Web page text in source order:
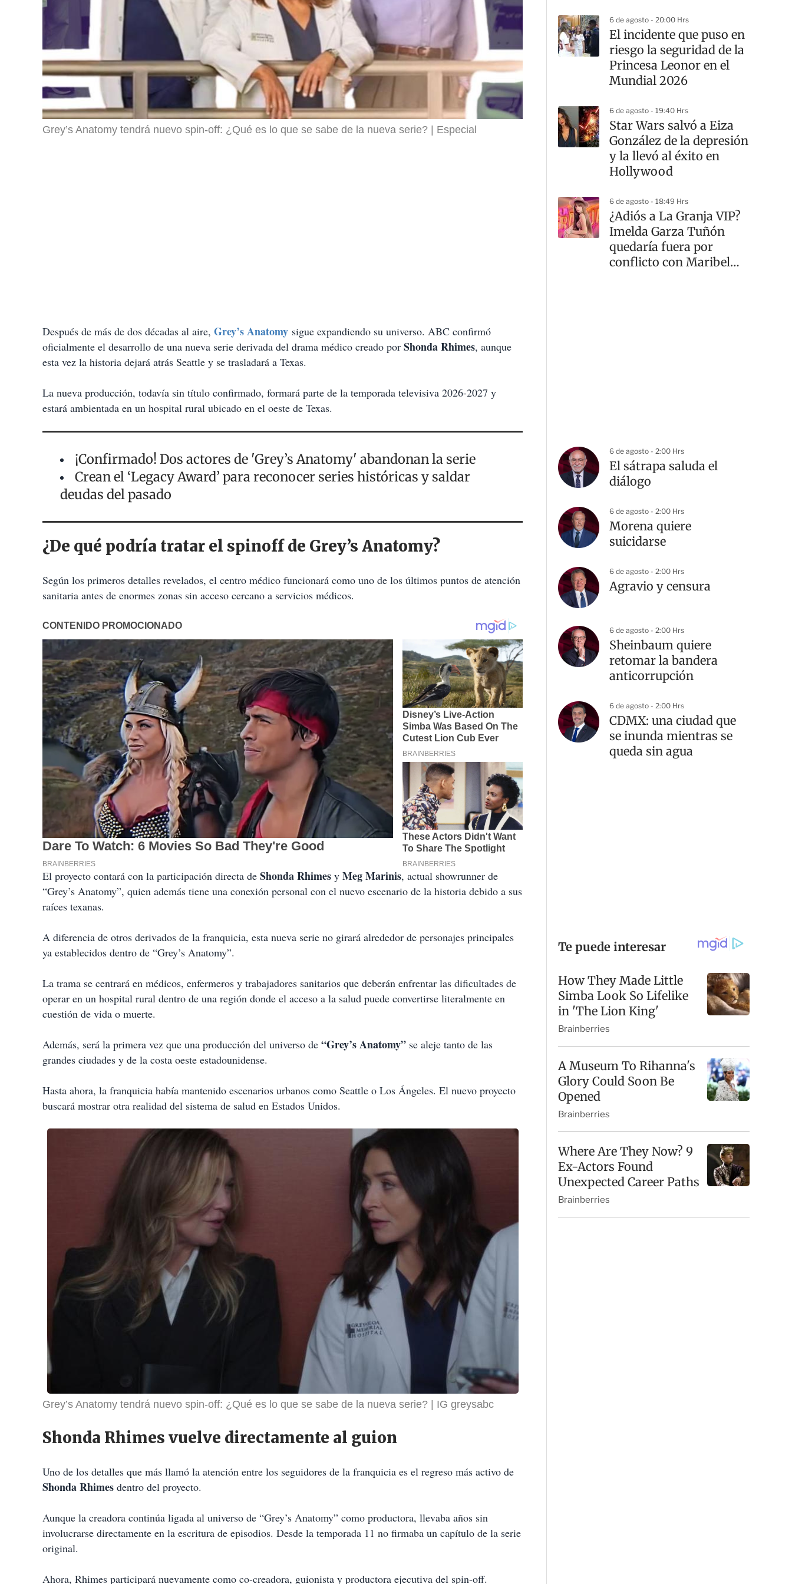
Grey’s Anatomy tendrá nuevo spin-off: ¿Qué es lo que se sabe de la nueva serie? Especial
Después de más de dos décadas al aire, Grey’s Anatomy sigue expandiendo su universo. ABC confirmó
oficialmente el desarrollo de una nueva serie derivada del drama médico creado por Shonda Rhimes, aunque
esta vez la historia dejará atrás Seattle y se trasladará a Texas.
La nueva producción, todavía sin título confirmado, formará parte de la temporada televisiva 2026-2027 y
estará ambientada en un hospital rural ubicado en el oeste de Texas.
¡Confirmado! Dos actores de 'Grey’s Anatomy' abandonan la serie
Crean el ‘Legacy Award’ para reconocer series históricas y saldar
deudas del pasado
¿De qué podría tratar el spinoff de Grey’s Anatomy?
Según los primeros detalles revelados, el centro médico funcionará como uno de los últimos puntos de atención
sanitaria antes de enormes zonas sin acceso cercano a servicios médicos.
El proyecto contará con la participación directa de Shonda Rhimes y Meg Marinis, actual showrunner de
“Grey’s Anatomy”, quien además tiene una conexión personal con el nuevo escenario de la historia debido a sus
raíces texanas.
A diferencia de otros derivados de la franquicia, esta nueva serie no girará alrededor de personajes principales
ya establecidos dentro de “Grey’s Anatomy”.
La trama se centrará en médicos, enfermeros y trabajadores sanitarios que deberán enfrentar las dificultades de
operar en un hospital rural dentro de una región donde el acceso a la salud puede convertirse literalmente en
cuestión de vida o muerte.
Además, será la primera vez que una producción del universo de “Grey’s Anatomy” se aleje tanto de las
grandes ciudades y de la costa oeste estadounidense.
Hasta ahora, la franquicia había mantenido escenarios urbanos como Seattle o Los Ángeles. El nuevo proyecto
buscará mostrar otra realidad del sistema de salud en Estados Unidos.
Grey’s Anatomy tendrá nuevo spin-off: ¿Qué es lo que se sabe de la nueva serie? IG greysabc
Shonda Rhimes vuelve directamente al guion
Uno de los detalles que más llamó la atención entre los seguidores de la franquicia es el regreso más activo de
Shonda Rhimes dentro del proyecto.
Aunque la creadora continúa ligada al universo de “Grey’s Anatomy” como productora, llevaba años sin
involucrarse directamente en la escritura de episodios. Desde la temporada 11 no firmaba un capítulo de la serie
original.
Ahora, Rhimes participará nuevamente como co-creadora, guionista y productora ejecutiva del spin-off.
6 de agosto - 20:00 Hrs
El incidente que puso en
riesgo la seguridad de la
Princesa Leonor en el
Mundial 2026
6 de agosto - 19:40 Hrs
Star Wars salvó a Eiza
González de la depresión
y la llevó al éxito en
Hollywood
6 de agosto - 18:49 Hrs
¿Adiós a La Granja VIP?
Imelda Garza Tuñón
quedaría fuera por
conflicto con Maribel
6 de agosto - 2:00 Hrs
El sátrapa saluda el
diálogo
6 de agosto - 2:00 Hrs
Morena quiere
suicidarse
6 de agosto - 2:00 Hrs
Agravio y censura
6 de agosto - 2:00 Hrs
Sheinbaum quiere
retomar la bandera
anticorrupción
6 de agosto - 2:00 Hrs
CDMX: una ciudad que
se inunda mientras se
queda sin agua